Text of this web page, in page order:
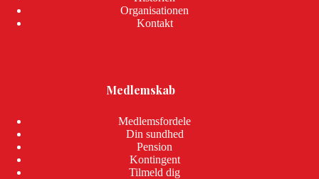
Organisationen
Kontakt
Medlemskab
Medlemsfordele
Din sundhed
Pension
Kontingent
Tilmeld dig